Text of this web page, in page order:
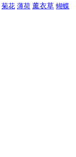
菊花 薄荷 薰衣草 蝴蝶